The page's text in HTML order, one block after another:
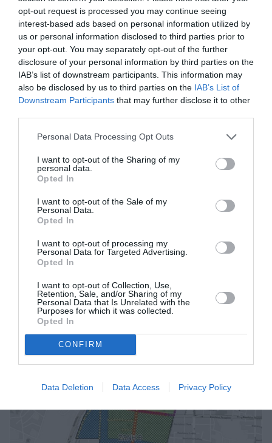
opt-out request is processed you may continue seeing
interest-based ads based on personal information utilized by
us or personal information disclosed to third parties prior to
your opt-out. You may separately opt-out of the further
disclosure of your personal information by third parties on the
IAB’s list of downstream participants. This information may
also be disclosed by us to third parties on the IAB’s List of
Downstream Participants that may further disclose it to other
Personal Data Processing Opt Outs
I want to opt-out of the Sharing of my
personal data.
Opted In
I want to opt-out of the Sale of my
Personal Data.
Opted In
I want to opt-out of processing my
Personal Data for Targeted Advertising.
Opted In
I want to opt-out of Collection, Use,
Retention, Sale, and/or Sharing of my
Personal Data that Is Unrelated with the
Purposes for which it was collected.
Opted In
CONFIRM
Data Deletion Data Access Privacy Policy
Πάροδος 1η ΚλαδάΚλαδά-Μπουλούκου-(Λείκων). Η
περίμετρος αυτή έχει μήκος 4.220 μ. περίπου. Η
συνολική περιοχή εφαρμογής του ΣΕΣ (2 περιοχές,
Πράσινη &Κυανή) καλύπτει επιφάνεια εμβαδού825
στρ. περίπουκαι περίμετρο 4.090 μ. περίπου. Οι 2
περιοχές συνορεύουν μεταξύ τους με τον άξονα των
οδών Νέδοντος -Ύδρας-Σόλωνος-Βασ. Κωνσταντίνου,
σε μήκος 1.700 μ. περίπου.
Ιδιαίτερη προσοχή δόθηκε στο αν εφαρμόζεται ή όχι το
μέτρο της ελεγχόμενης στάθμευσης (χρονικός
υπάρχουν άλλοι περιορισμοί ως προς τη χρήση των
θέσεων, για παράδειγμα θέσεις αποκλειστικής χρήσης
δημοσίων υπηρεσιών, θέσεις για οχήματα ΑμεΑ, θέσεις
οχημάτων ΤΑΧΙ και οργανωμένες θέσεις στάθμευσης